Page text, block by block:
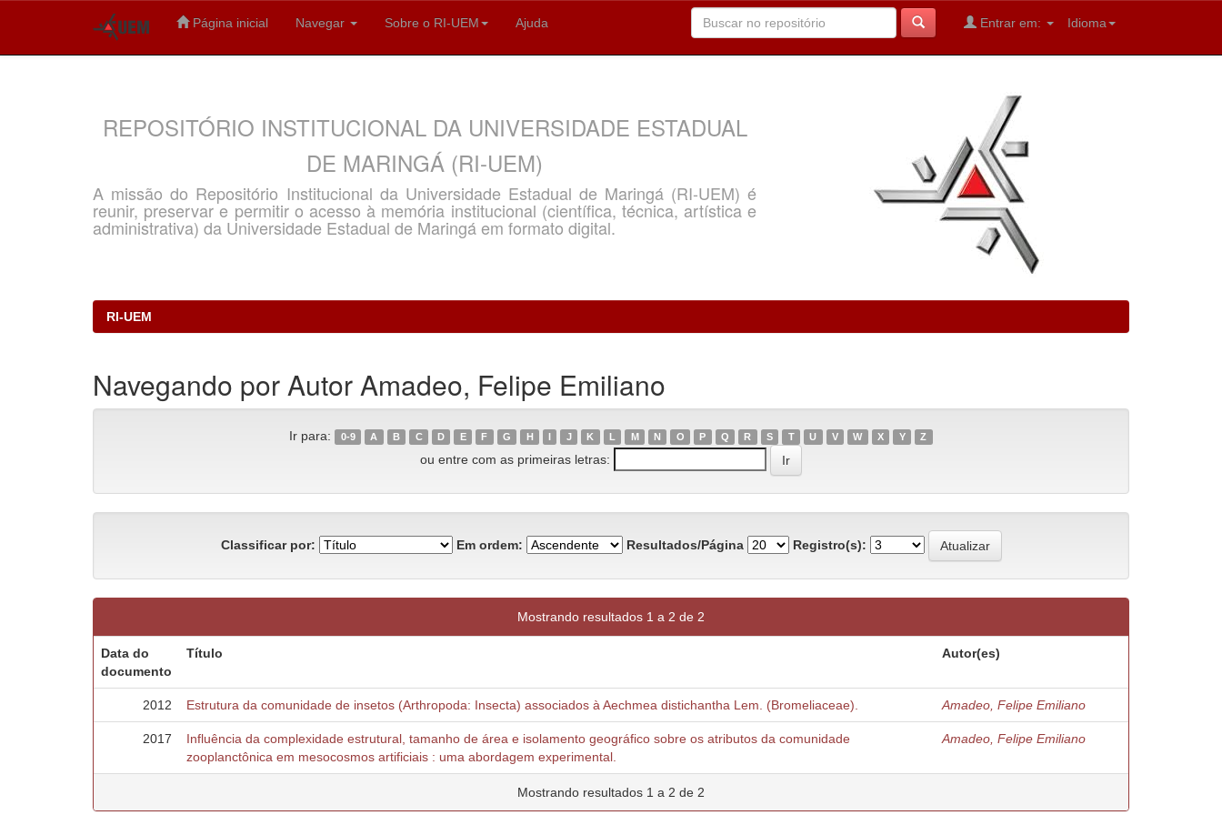
Página inicial Navegar Sobre o RI-UEM Ajuda Idioma
Entrar em:
REPOSITÓRIO INSTITUCIONAL DA UNIVERSIDADE ESTADUAL
DE MARINGÁ (RI-UEM)
A missão do Repositório Institucional da Universidade Estadual de Maringá (RI-UEM) é
reunir, preservar e permitir o acesso à memória institucional (científica, técnica, artística e
administrativa) da Universidade Estadual de Maringá em formato digital.
RI-UEM
Navegando por Autor Amadeo, Felipe Emiliano
Ir para: 0-9 A B C D E F G H I J K L M N O P Q R S T U V W X Y Z
ou entre com as primeiras letras:
Classificar por: Em ordem: Resultados/Página Registro(s):
Mostrando resultados 1 a 2 de 2
Data do
documento
Título Autor(es)
2012 Estrutura da comunidade de insetos (Arthropoda: Insecta) associados à Aechmea distichantha Lem. (Bromeliaceae). Amadeo, Felipe Emiliano
2017
Influência da complexidade estrutural, tamanho de área e isolamento geográfico sobre os atributos da comunidade
zooplanctônica em mesocosmos artificiais : uma abordagem experimental.
Amadeo, Felipe Emiliano
Mostrando resultados 1 a 2 de 2